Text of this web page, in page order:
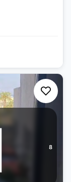
8